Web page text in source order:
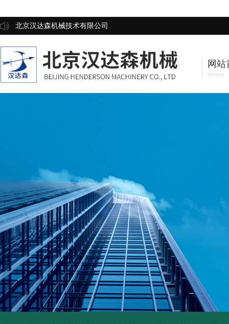
北京汉达森机械技术有限公司
网站
Home